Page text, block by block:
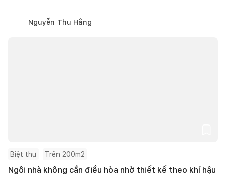
Nguyễn Thu Hằng
Biệt thự Trên 200m2
Ngôi nhà không cần điều hòa nhờ thiết kế theo khí hậu